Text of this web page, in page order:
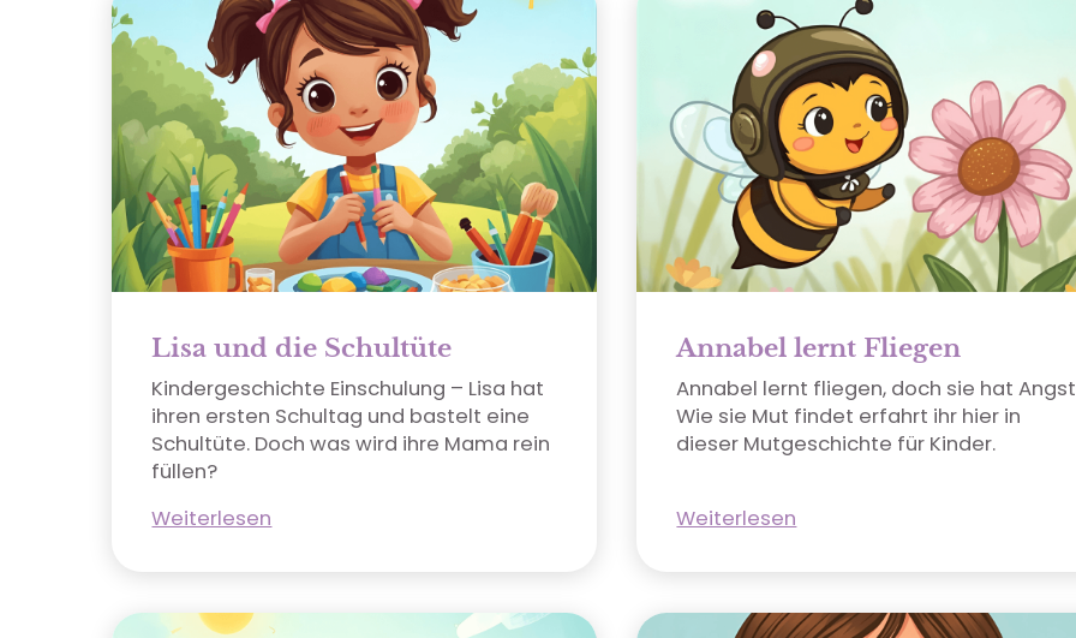
Lisa und die Schultüte
Kindergeschichte Einschulung – Lisa hat
ihren ersten Schultag und bastelt eine
Schultüte. Doch was wird ihre Mama rein
füllen?
Weiterlesen
Annabel lernt Fliegen
Annabel lernt fliegen, doch sie hat
Wie sie Mut findet erfahrt ihr hier in
dieser Mutgeschichte für Kinder.
Weiterlesen